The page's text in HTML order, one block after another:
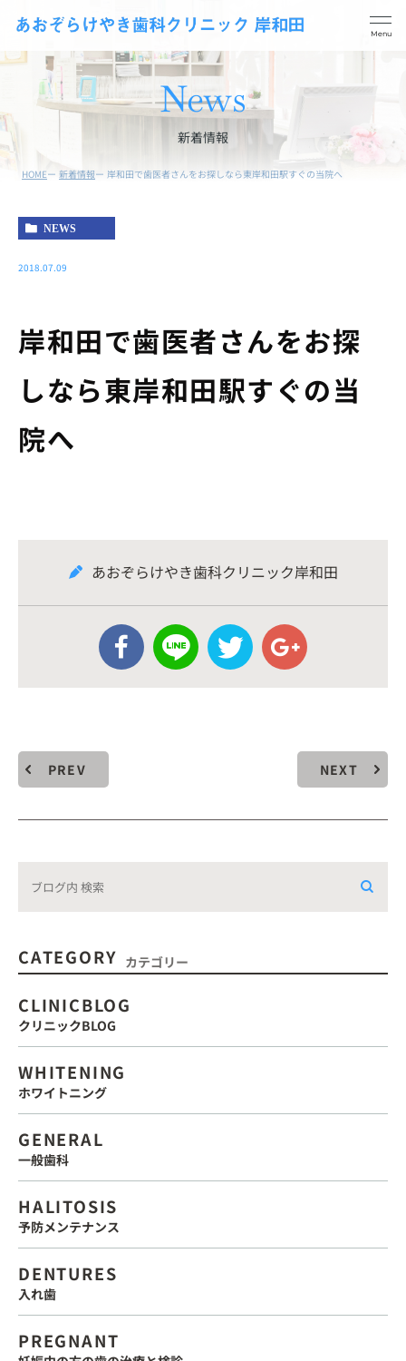
一般歯科
親知らずの抜歯
義歯・入れ歯
News
新着情報
HOME 新着情報 岸和田で歯医者さんをお探しなら東岸和田駅すぐの当院へ
NEWS
2018.07.09
岸和田で歯医者さんをお探
しなら東岸和田駅すぐの当
院へ
あおぞらけやき歯科クリニック岸和田
PREV NEXT
CATEGORY カテゴリー
CLINICBLOG
クリニックBLOG
WHITENING
ホワイトニング
GENERAL
一般歯科
HALITOSIS
予防メンテナンス
DENTURES
入れ歯
PREGNANT